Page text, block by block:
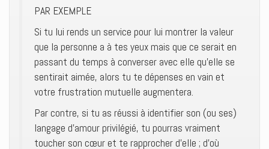
PAR EXEMPLE
Si tu lui rends un service pour lui montrer la valeur
que la personne a à tes yeux mais que ce serait en
passant du temps à converser avec elle qu’elle se
sentirait aimée, alors tu te dépenses en vain et
votre frustration mutuelle augmentera.
Par contre, si tu as réussi à identifier son (ou ses)
langage d’amour privilégié, tu pourras vraiment
toucher son cœur et te rapprocher d’elle ; d’où